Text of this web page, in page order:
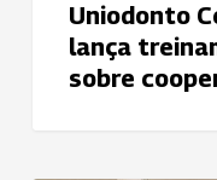
Uniodonto
lança
sobre